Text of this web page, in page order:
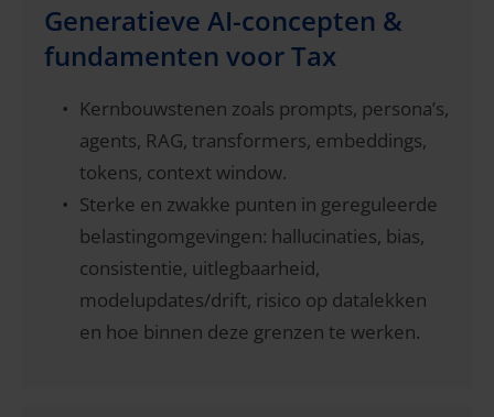
Generatieve AI-concepten &
fundamenten voor Tax
Kernbouwstenen zoals prompts, persona’s,
agents, RAG, transformers, embeddings,
tokens, context window.
Sterke en zwakke punten in gereguleerde
belastingomgevingen: hallucinaties, bias,
consistentie, uitlegbaarheid,
modelupdates/drift, risico op datalekken
en hoe binnen deze grenzen te werken.